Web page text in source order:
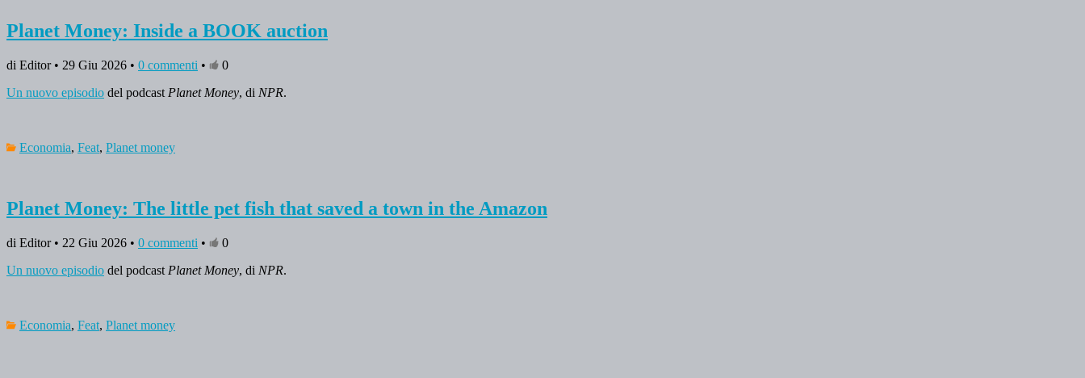
Planet Money: Inside a BOOK auction
di Editor • 29 Giu 2026 • 0 commenti •
0
Un nuovo episodio del podcast Planet Money, di NPR.
Economia, Feat, Planet money
Planet Money: The little pet fish that saved a town in the Amazon
di Editor • 22 Giu 2026 • 0 commenti •
0
Un nuovo episodio del podcast Planet Money, di NPR.
Economia, Feat, Planet money